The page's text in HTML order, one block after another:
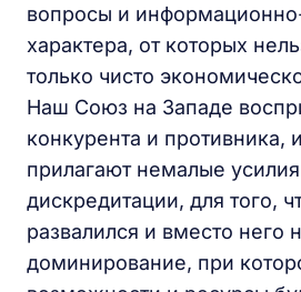
вопросы и
характера, от которых
только чисто
Наш Союз на Западе
конкурента и противника,
прилагают немалые
дискредитации, для того,
развалился и вместо него
доминирование, при